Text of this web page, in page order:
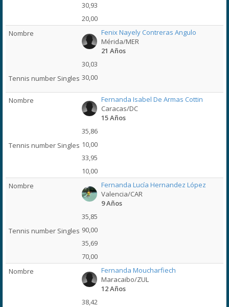
30,93
20,00
Fenix Nayely Contreras Angulo
Mérida/MER
21 Años
30,03
30,00
Fernanda Isabel De Armas Cottin
Caracas/DC
15 Años
35,86
10,00
33,95
10,00
Fernanda Lucía Hernandez López
Valencia/CAR
9 Años
35,85
90,00
35,69
70,00
Fernanda Moucharfiech
Maracaibo/ZUL
12 Años
38,42